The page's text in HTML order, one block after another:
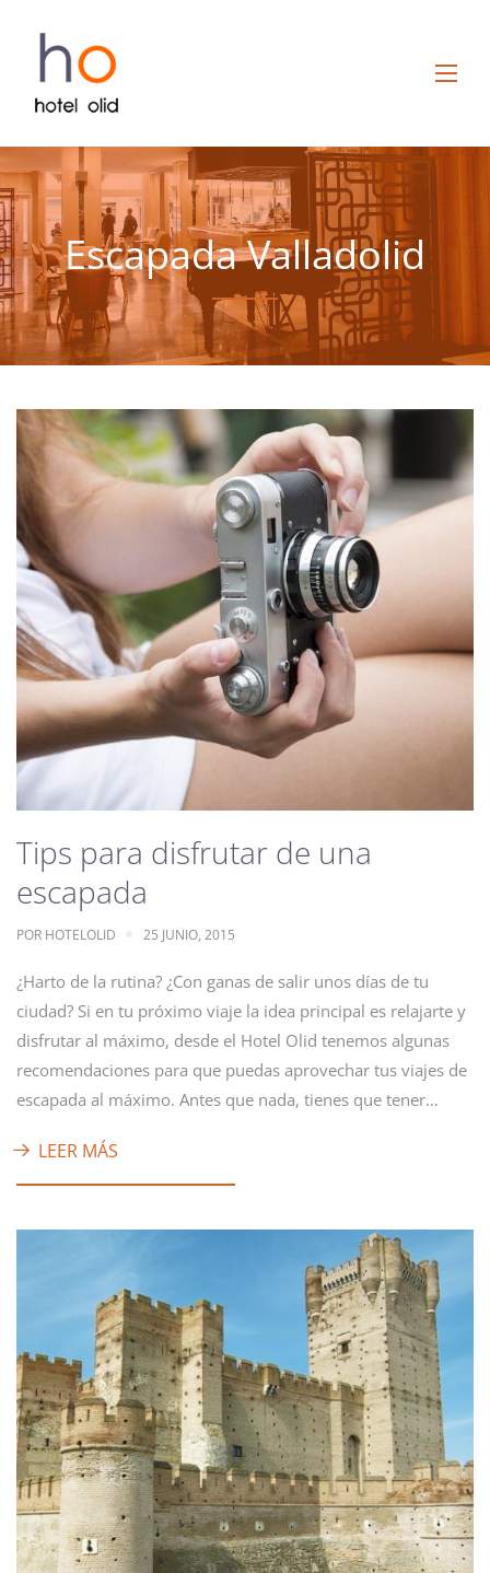
Escapada Valladolid
Tips para disfrutar de una
escapada
POR HOTELOLID 25 JUNIO, 2015
¿Harto de la rutina? ¿Con ganas de salir unos días de tu
ciudad? Si en tu próximo viaje la idea principal es relajarte y
disfrutar al máximo, desde el Hotel Olid tenemos algunas
recomendaciones para que puedas aprovechar tus viajes de
escapada al máximo. Antes que nada, tienes que tener…
LEER MÁS